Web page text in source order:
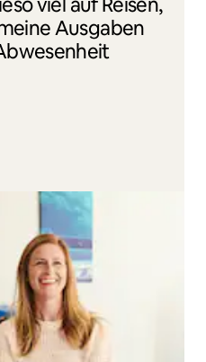
viel auf Reisen,
Ausgaben